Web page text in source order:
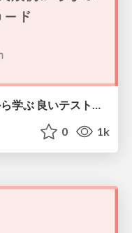
0 1k